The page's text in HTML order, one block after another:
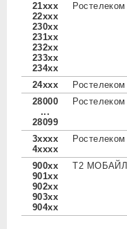
21xxx
22xxx
230xx
231xx
232xx
233xx
234xx
Ростелеком
24xxx
Ростелеком
28000
...
28099
Ростелеком
3xxxx
4xxxx
Ростелеком
900xx
901xx
902xx
903xx
904xx
Т2 МОБАЙЛ